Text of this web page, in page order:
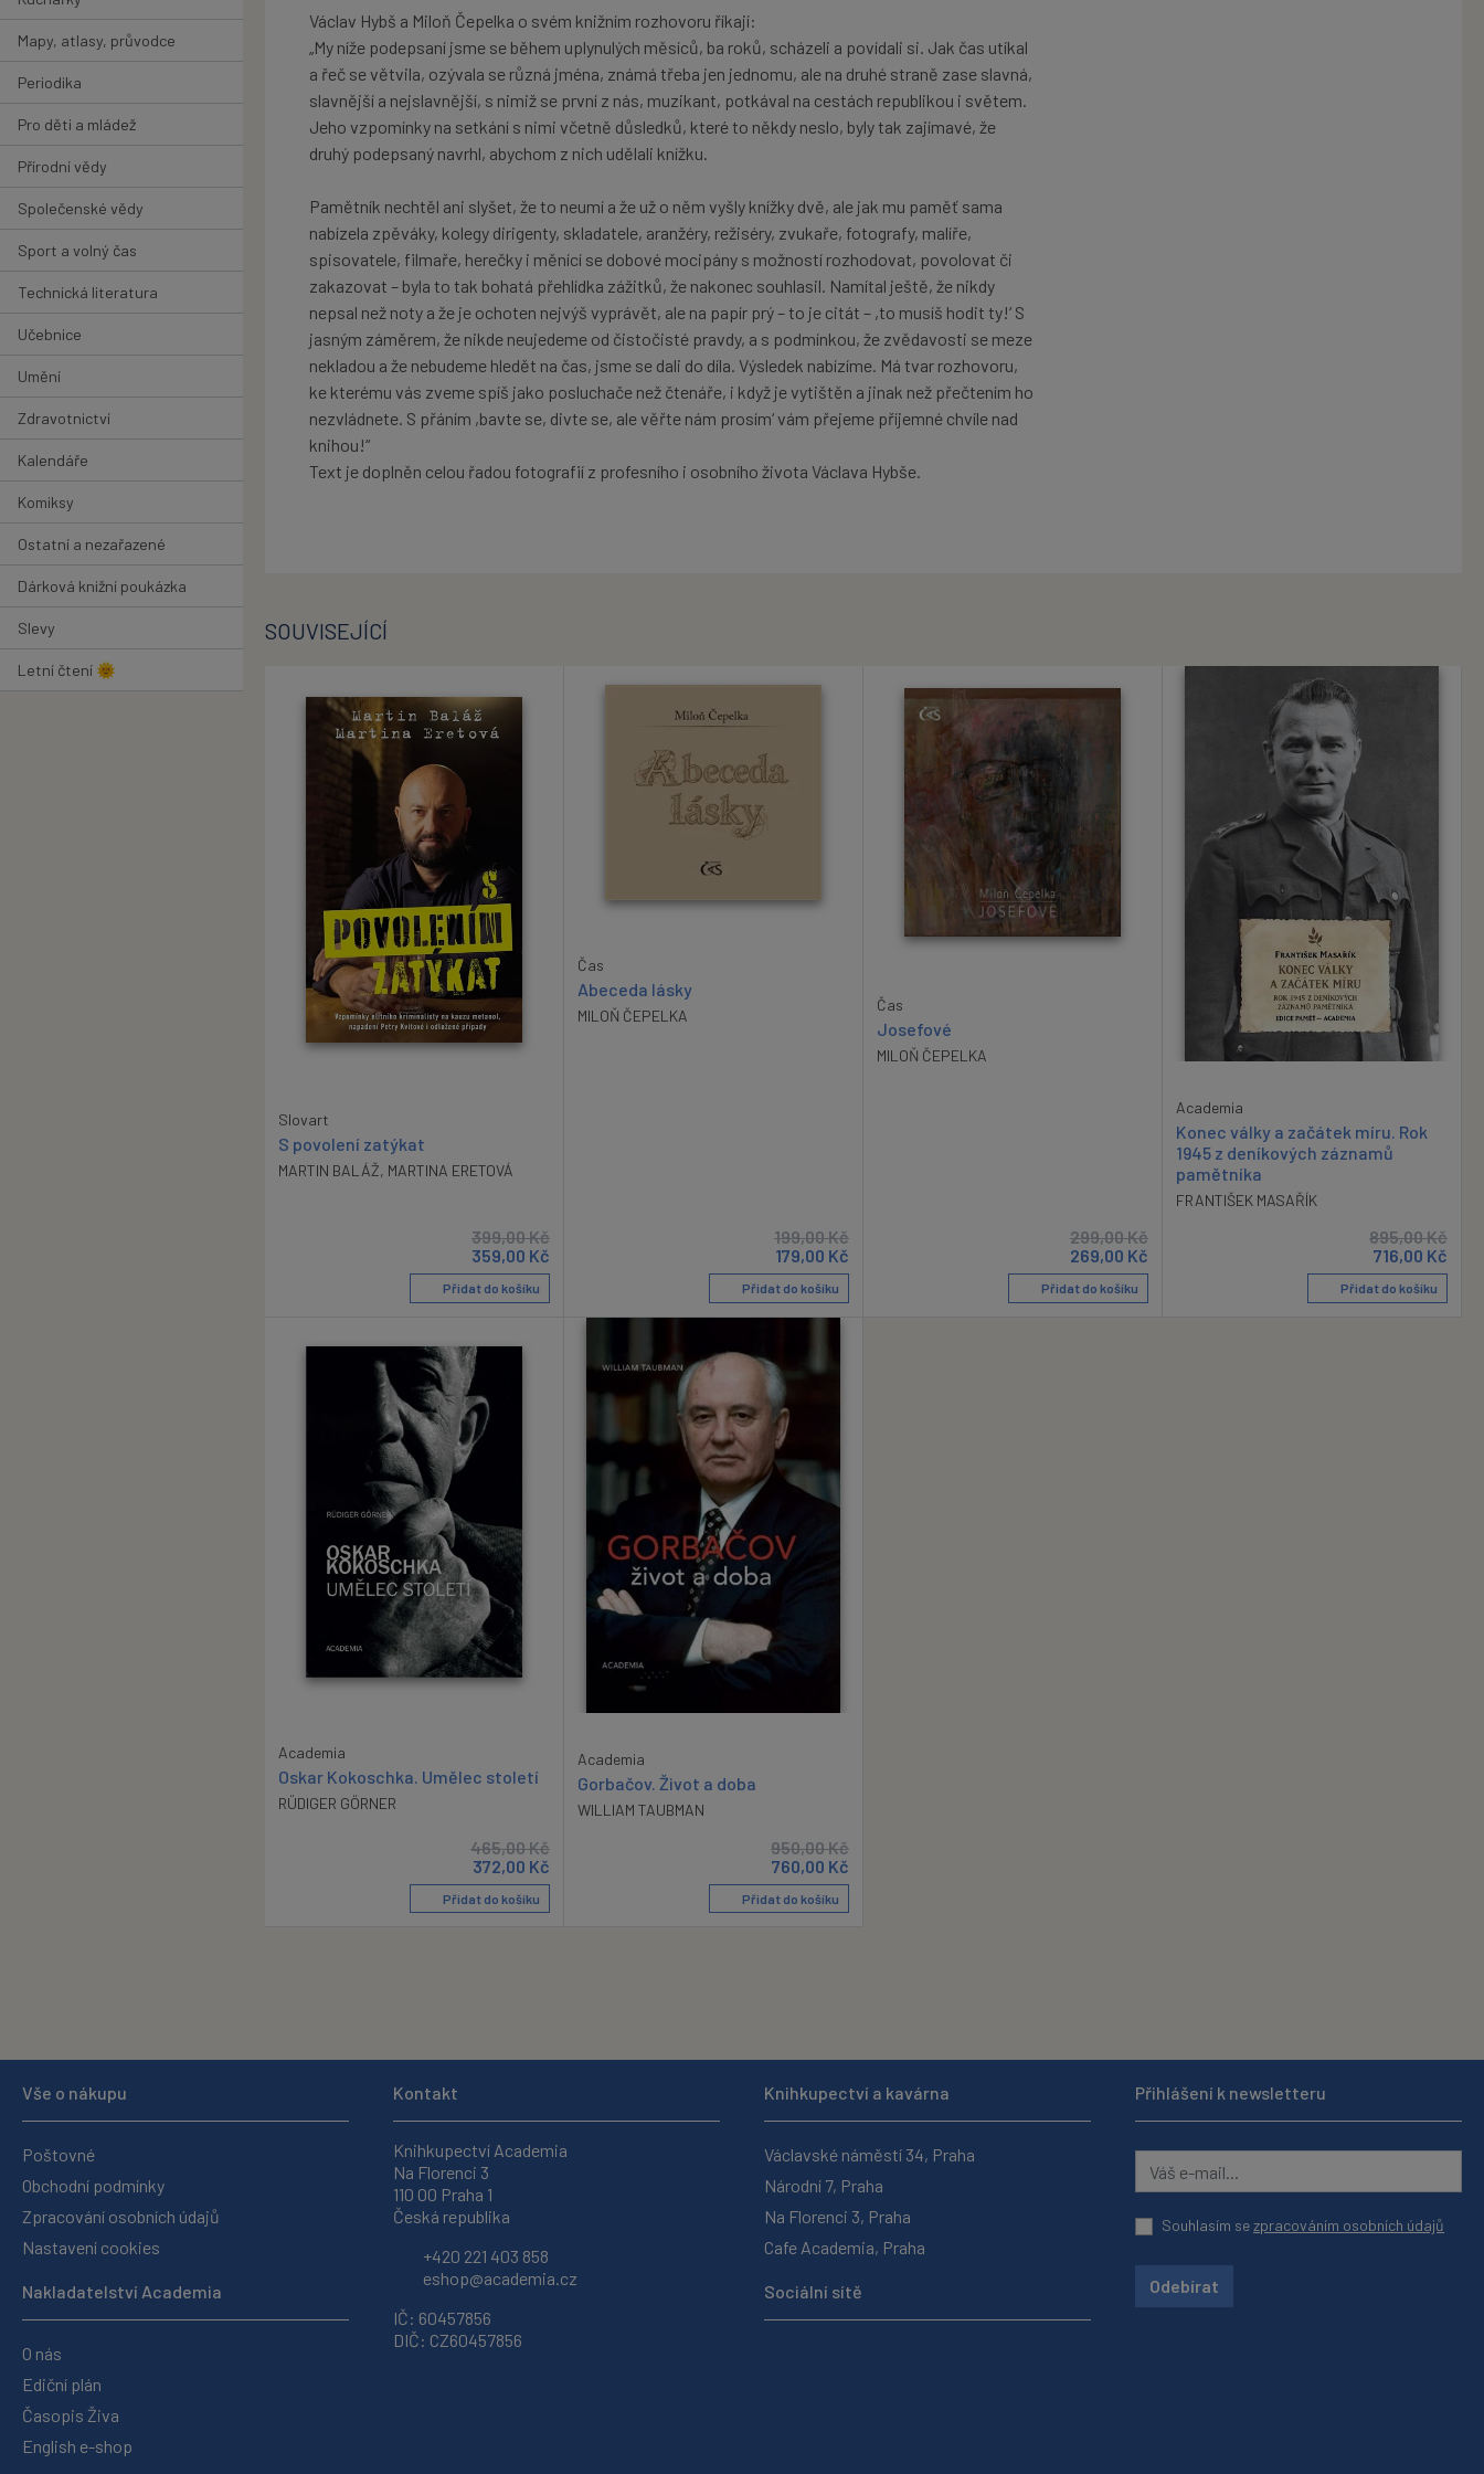
Mapy, atlasy, průvodce
Periodika
Pro děti a mládež
Přírodní vědy
Společenské vědy
Sport a volný čas
Technická literatura
Učebnice
Umění
Zdravotnictví
Kalendáře
Komiksy
Ostatní a nezařazené
Dárková knižní poukázka
Slevy
Letní čtení 🌞
Václav Hybš a Miloň Čepelka o svém knižním rozhovoru říkají:
„My níže podepsaní jsme se během uplynulých měsíců, ba roků, scházeli a povídali si. Jak čas utíkal
a řeč se větvila, ozývala se různá jména, známá třeba jen jednomu, ale na druhé straně zase slavná,
slavnější a nejslavnější, s nimiž se první z nás, muzikant, potkával na cestách republikou i světem.
Jeho vzpomínky na setkání s nimi včetně důsledků, které to někdy neslo, byly tak zajímavé, že
druhý podepsaný navrhl, abychom z nich udělali knížku.
Pamětník nechtěl ani slyšet, že to neumí a že už o něm vyšly knížky dvě, ale jak mu paměť sama
nabízela zpěváky, kolegy dirigenty, skladatele, aranžéry, režiséry, zvukaře, fotografy, malíře,
spisovatele, filmaře, herečky i měnící se dobové mocipány s možností rozhodovat, povolovat či
zakazovat – byla to tak bohatá přehlídka zážitků, že nakonec souhlasil. Namítal ještě, že nikdy
nepsal než noty a že je ochoten nejvýš vyprávět, ale na papír prý – to je citát – ,to musíš hodit ty!‘ S
jasným záměrem, že nikde neujedeme od čistočisté pravdy, a s podmínkou, že zvědavosti se meze
nekladou a že nebudeme hledět na čas, jsme se dali do díla. Výsledek nabízíme. Má tvar rozhovoru,
ke kterému vás zveme spíš jako posluchače než čtenáře, i když je vytištěn a jinak než přečtením ho
nezvládnete. S přáním ,bavte se, divte se, ale věřte nám prosím‘ vám přejeme příjemné chvíle nad
knihou!“
Text je doplněn celou řadou fotografií z profesního i osobního života Václava Hybše.
SOUVISEJÍCÍ
Slovart
S povolení zatýkat
MARTIN BALÁŽ, MARTINA ERETOVÁ
399,00Kč
359,00 Kč
Přidat do košíku
Čas
Abeceda lásky
MILOŇ ČEPELKA
199,00Kč
179,00 Kč
Přidat do košíku
Čas
Josefové
MILOŇ ČEPELKA
299,00Kč
269,00 Kč
Přidat do košíku
Academia
Konec války a začátek míru. Rok
1945 z deníkových záznamů
pamětníka
FRANTIŠEK MASAŘÍK
895,00Kč
716,00 Kč
Přidat do košíku
Academia
Oskar Kokoschka. Umělec století
RÜDIGER GÖRNER
465,00Kč
372,00 Kč
Přidat do košíku
Academia
Gorbačov. Život a doba
WILLIAM TAUBMAN
950,00Kč
760,00 Kč
Přidat do košíku
Vše o nákupu
Poštovné
Obchodní podmínky
Zpracování osobních údajů
Nastavení cookies
Nakladatelství Academia
O nás
Ediční plán
Časopis Živa
English e-shop
Kontakt
Knihkupectví Academia
Na Florenci 3
110 00 Praha 1
Česká republika
+420 221 403 858
eshop@academia.cz
IČ: 60457856
DIČ: CZ60457856
Knihkupectví a kavárna
Václavské náměstí 34, Praha
Národní 7, Praha
Na Florenci 3, Praha
Cafe Academia, Praha
Sociální sítě
Přihlášení k newsletteru
Souhlasím sezpracováním osobních údajů
Odebírat